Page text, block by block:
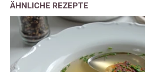
ÄHNLICHE REZEPTE